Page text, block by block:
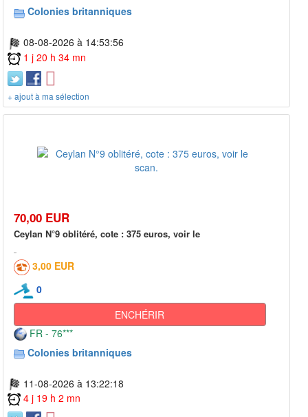
Colonies britanniques
08-08-2026 à 14:53:56
1 j 20 h 34 mn
+ ajout à ma sélection
70,00 EUR
Ceylan N°9 oblitéré, cote : 375 euros, voir le
3,00 EUR
0
ENCHÉRIR
FR - 76***
Colonies britanniques
11-08-2026 à 13:22:18
4 j 19 h 2 mn